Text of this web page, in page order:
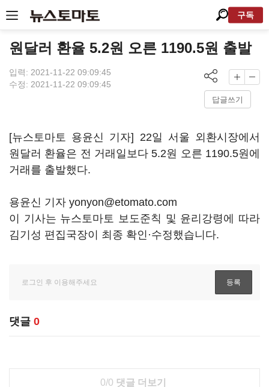
구독
원달러 환율 5.2원 오른 1190.5원 출발
입력: 2021-11-22 09:09:45
수정: 2021-11-22 09:09:45
답글쓰기
[뉴스토마토 용윤신 기자] 22일 서울 외환시장에서
원달러 환율은 전 거래일보다 5.2원 오른 1190.5원에
거래를 출발했다.
용윤신 기자 yonyon@etomato.com
이 기사는 뉴스토마토 보도준칙 및 윤리강령에 따라
김기성 편집국장이 최종 확인·수정했습니다.
댓글 0
0/0 댓글 더보기